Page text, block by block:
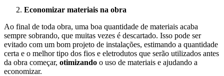
Economizar materiais na obra
Ao final de toda obra, uma boa quantidade de materiais acaba
sempre sobrando, que muitas vezes é descartado. Isso pode ser
evitado com um bom projeto de instalações, estimando a quantidade
certa e o melhor tipo dos fios e eletrodutos que serão utilizados antes
da obra começar, otimizando o uso de materiais e ajudando a
economizar.